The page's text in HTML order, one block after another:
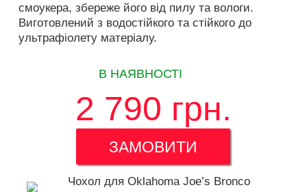
смоукера, збереже його від пилу та вологи.
Виготовлений з водостійкого та стійкого до
ультрафіолету матеріалу.
В НАЯВНОСТІ
2 790 грн.
ЗАМОВИТИ